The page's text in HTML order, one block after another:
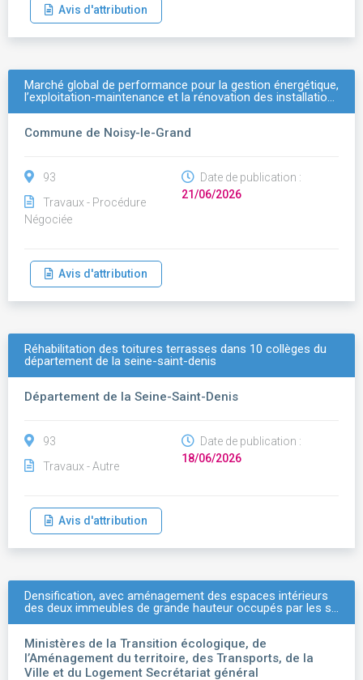
Avis d'attribution
Marché global de performance pour la gestion énergétique,
l’exploitation-maintenance et la rénovation des installatio…
Commune de Noisy-le-Grand
93
Travaux - Procédure
Négociée
Date de publication :
21/06/2026
Avis d'attribution
Réhabilitation des toitures terrasses dans 10 collèges du
département de la seine-saint-denis
Département de la Seine-Saint-Denis
93
Travaux - Autre
Date de publication :
18/06/2026
Avis d'attribution
Densification, avec aménagement des espaces intérieurs
des deux immeubles de grande hauteur occupés par les s…
Ministères de la Transition écologique, de
l’Aménagement du territoire, des Transports, de la
Ville et du Logement Secrétariat général